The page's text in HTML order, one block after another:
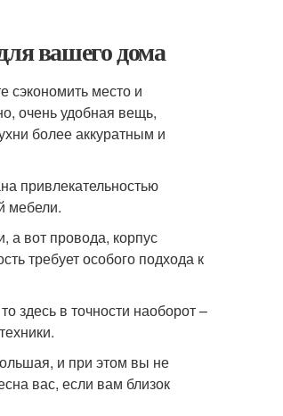
вашего дома
сэкономить место и
очень удобная вещь,
более аккуратным и
привлекательностью
мебели.
а вот провода, корпус
требует особого подхода к
здесь в точности наоборот –
и при этом вы не
вас, если вам близок